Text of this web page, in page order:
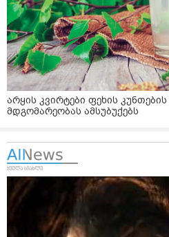
არყის კვირტები ფეხის
მდგომარეობას ამსუბუქებს